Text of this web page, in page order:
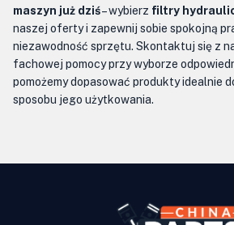
maszyn już dziś– wybierz filtry
naszej oferty i zapewnij sobie spokojną
niezawodność sprzętu. Skontaktuj się z
fachowej pomocy przy wyborze
pomożemy dopasować produkty idealnie
sposobu jego użytkowania.